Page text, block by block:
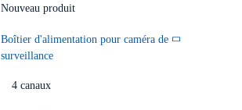
Nouveau produit
Boîtier d'alimentation pour caméra de
surveillance
4 canaux